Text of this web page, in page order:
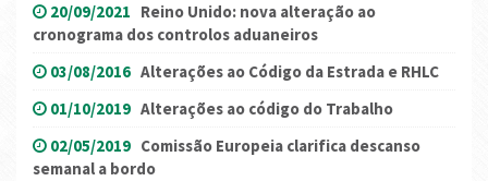
20/09/2021 Reino Unido: nova alteração ao
cronograma dos controlos aduaneiros
03/08/2016 Alterações ao Código da Estrada e RHLC
01/10/2019 Alterações ao código do Trabalho
02/05/2019 Comissão Europeia clarifica descanso
semanal a bordo